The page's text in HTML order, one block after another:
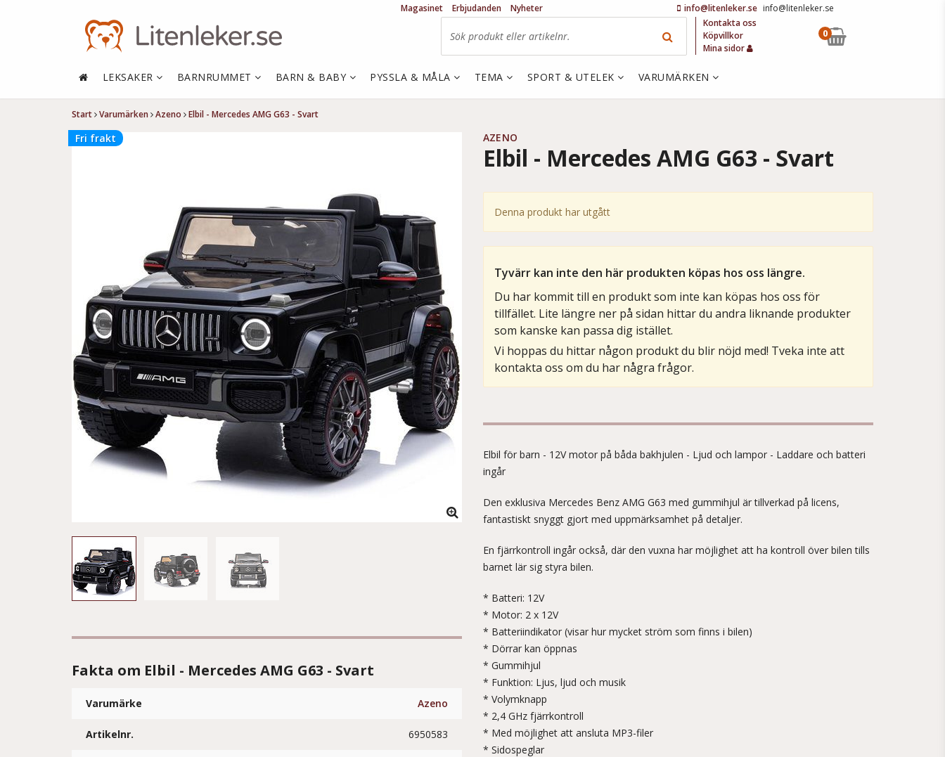
Start Varumärken Azeno Elbil - Mercedes AMG G63 - Svart
Fri frakt
Fakta om Elbil - Mercedes AMG G63 - Svart
Varumärke Azeno
Artikelnr. 6950583
AZENO
Elbil - Mercedes AMG G63 - Svart
Denna produkt har utgått
Tyvärr kan inte den här produkten köpas hos oss längre.
Du har kommit till en produkt som inte kan köpas hos oss för
tillfället. Lite längre ner på sidan hittar du andra liknande produkter
som kanske kan passa dig istället.
Vi hoppas du hittar någon produkt du blir nöjd med! Tveka inte att
kontakta oss om du har några frågor.
Elbil för barn - 12V motor på båda bakhjulen - Ljud och lampor - Laddare och batteri
ingår
Den exklusiva Mercedes Benz AMG G63 med gummihjul är tillverkad på licens,
fantastiskt snyggt gjort med uppmärksamhet på detaljer.
En fjärrkontroll ingår också, där den vuxna har möjlighet att ha kontroll över bilen tills
barnet lär sig styra bilen.
* Batteri: 12V
* Motor: 2 x 12V
* Batteriindikator (visar hur mycket ström som finns i bilen)
* Dörrar kan öppnas
* Gummihjul
* Funktion: Ljus, ljud och musik
* Volymknapp
* 2,4 GHz fjärrkontroll
* Med möjlighet att ansluta MP3-filer
* Sidospeglar
info@litenleker.se info@litenleker.se
Magasinet Erbjudanden
Nyheter
Kontakta oss
Köpvillkor
Mina sidor
0
LEKSAKER BARNRUMMET BARN & BABY PYSSLA & MÅLA TEMA SPORT & UTELEK VARUMÄRKEN